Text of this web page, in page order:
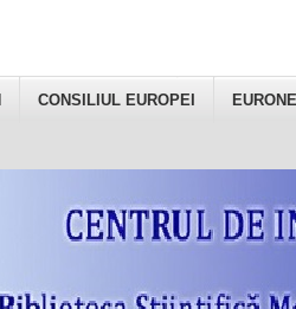
CONSILIUL EUROPEI